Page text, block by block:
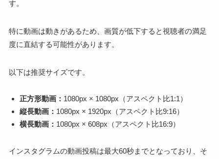
す。
特に動画は動きがあるため、画質が低下すると視聴者の満足
度に直結する可能性があります。
以下は推奨サイズです。
正方形動画： 1080px × 1080px（アスペクト比1:1）
縦長動画： 1080px × 1920px（アスペクト比9:16）
横長動画： 1080px × 608px（アスペクト比16:9）
インスタグラムの動画投稿は最大60秒までとなっており、そ